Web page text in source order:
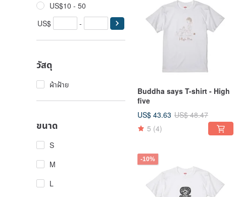
US$10 - 50
US$
-
วัสดุ
ผ้าฝ้าย
ขนาด
S
M
L
Buddha says T-shirt - High
five
US$ 43.63 US$ 48.47
5 (4)
-10%